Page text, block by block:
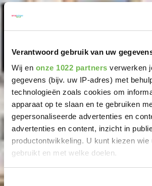
Verantwoord gebruik van uw
Wij en onze 1022 partners verwerken
gegevens (bijv. uw IP-adres) met
technologieën zoals cookies om
apparaat op te slaan en te gebruiken
gepersonaliseerde advertenties en
advertenties en content, inzicht in
productontwikkeling. U kunt kiezen wie
gebruikt en met welke doelen.
Toestemmingsselectie